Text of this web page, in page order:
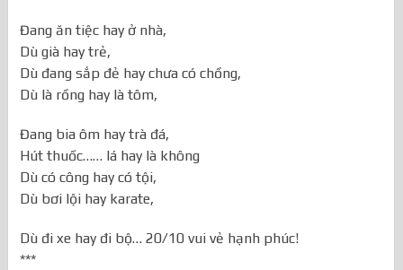
Đang ăn tiệc hay ở nhà,
Dù già hay trẻ,
Dù đang sắp đẻ hay chưa có chồng,
Dù là rồng hay là tôm,
Đang bia ôm hay trà đá,
Hút thuốc…… lá hay là không
Dù có công hay có tội,
Dù bơi lội hay karate,
Dù đi xe hay đi bộ… 20/10 vui vẻ hạnh phúc!
***